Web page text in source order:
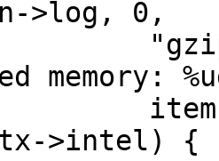
>log, 0,
"gzip
memory:
items
>intel) {